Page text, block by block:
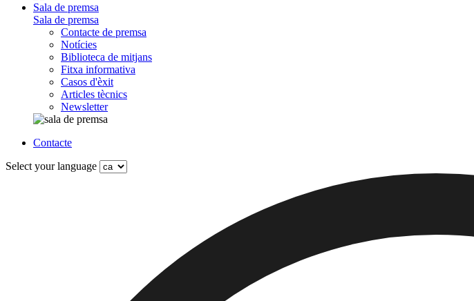
Sala de premsa
Sala de premsa
Contacte de premsa
Notícies
Biblioteca de mitjans
Fitxa informativa
Casos d'èxit
Articles tècnics
Newsletter
Contacte
Select your language